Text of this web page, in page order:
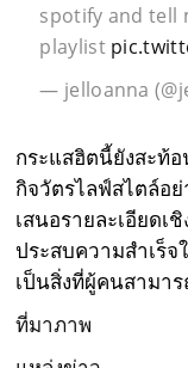
spotify and tell
playlist
— jelloanna
กระแสฮิตนี้ยังสะท้
กิจวัตรไลฟ์สไตล์อ
เสนอรายละเอียดเ
ประสบความสำเร็
เป็นสิ่งที่ผู้คนสามา
ที่มาภาพ